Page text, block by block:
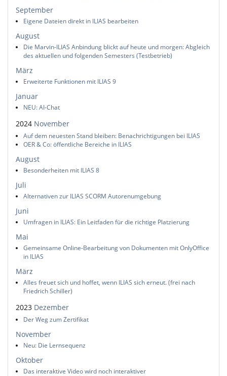
September
Eigene Dateien direkt in ILIAS bearbeiten
August
Die Marvin-ILIAS Anbindung blickt auf heute und morgen: Abgleich
des aktuellen und folgenden Semesters (Testbetrieb)
März
Erweiterte Funktionen mit ILIAS 9
Januar
NEU: AI-Chat
2024 November
Auf dem neuesten Stand bleiben: Benachrichtigungen bei ILIAS
OER & Co: öffentliche Bereiche in ILIAS
August
Besonderheiten mit ILIAS 8
Juli
Alternativen zur ILIAS SCORM Autorenumgebung
Juni
Umfragen in ILIAS: Ein Leitfaden für die richtige Platzierung
Mai
Gemeinsame Online-Bearbeitung von Dokumenten mit OnlyOffice
in ILIAS
März
Alles freuet sich und hoffet, wenn ILIAS sich erneut. (frei nach
Friedrich Schiller)
2023 Dezember
Der Weg zum Zertifikat
November
Neu: Die Lernsequenz
Oktober
Das interaktive Video wird noch interaktiver